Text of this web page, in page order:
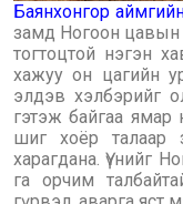
Баянхонгор
замд Ногоон цавын
тогтоцтой нэгэн
хажуу он цагийн
элдэв хэлбэрийг
гэтэж байгаа ямар
шиг хоёр талаар
харагдана. Үүнийг
га орчим